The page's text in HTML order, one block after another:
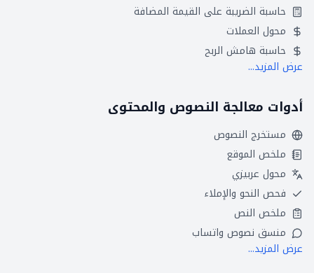
حاسبة الضريبة على القيمة المضافة
محول العملات
حاسبة هامش الربح
عرض المزيد...
أدوات معالجة النصوص والمحتوى
مستخرج النصوص
ملخص الموقع
محول عربيزي
فحص النحو والإملاء
ملخص النص
منسق نصوص واتساب
عرض المزيد...